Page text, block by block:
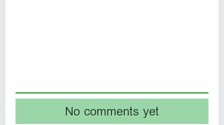
No comments yet